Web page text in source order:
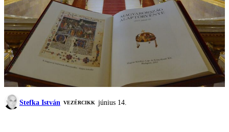
Stefka István VEZÉRCIKK június 14.